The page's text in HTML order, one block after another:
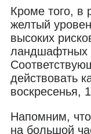
Кроме того, в
желтый
высоких
ландшафтных
действовать
воскресенья,
Напомним,
на большой